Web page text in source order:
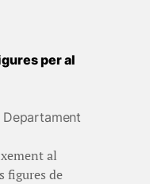
per al
al
figures de